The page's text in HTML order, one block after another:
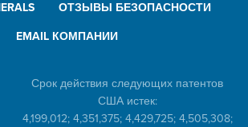
ОТЗЫВЫ БЕЗОПАСНОСТИ
EMAIL КОМПАНИИ
Срок действия следующих патентов
США истек:
4,199,012; 4,351,375; 4,429,725; 4,505,308;